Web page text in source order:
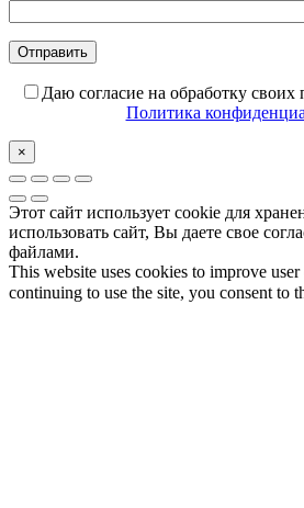
Даю согласие на обработку
Политика
×
Этот сайт использует cookie для
использовать сайт, Вы даете свое
файлами.
This website uses cookies to improve
continuing to use the site, you consent to